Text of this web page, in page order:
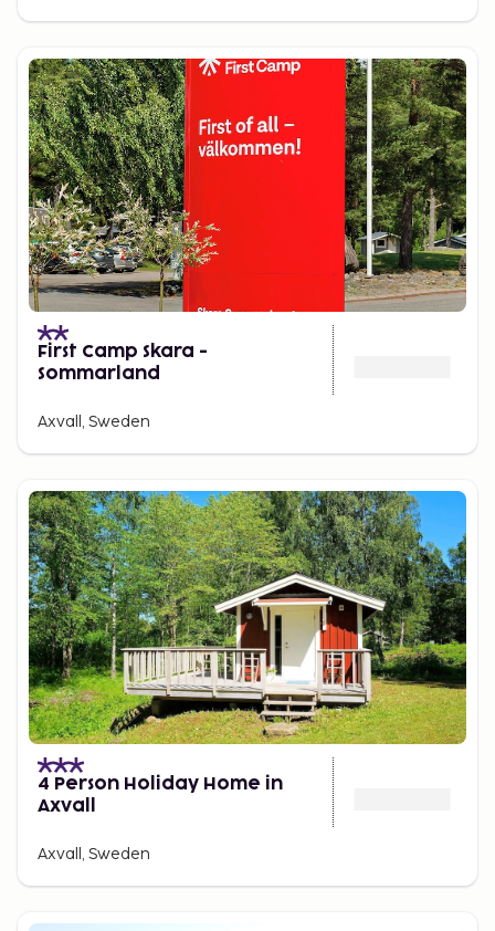
First Camp Skara -
Sommarland
Axvall, Sweden
4 Person Holiday Home in
Axvall
Axvall, Sweden